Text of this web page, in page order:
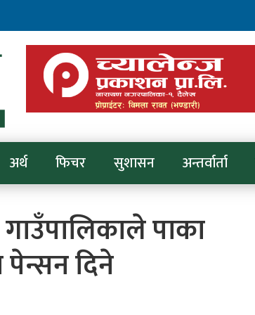
अर्थ फिचर सुशासन अन्तर्वार्ता
पाका
दिने